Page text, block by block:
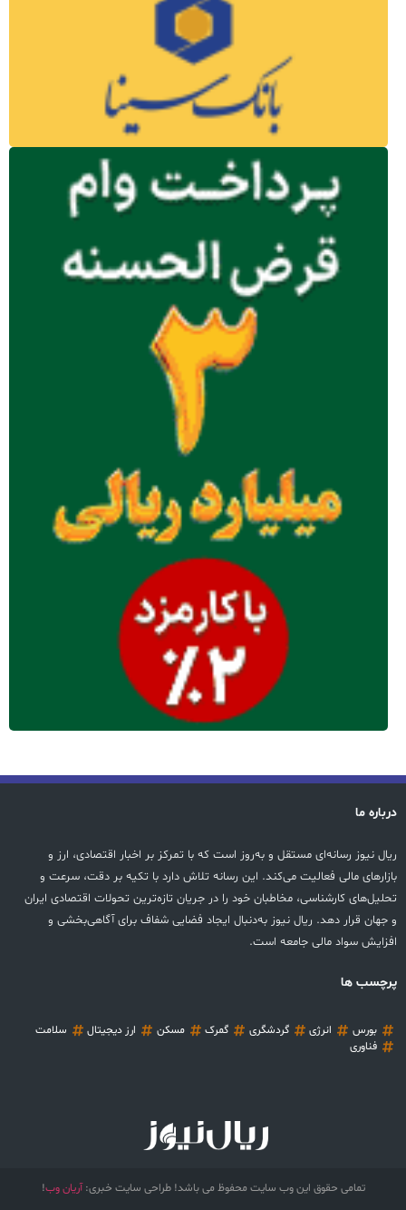
درباره ما
ریال نیوز رسانه‌ای مستقل و به‌روز است که با تمرکز بر اخبار اقتصادی، ارز و
بازارهای مالی فعالیت می‌کند. این رسانه تلاش دارد با تکیه بر دقت، سرعت و
تحلیل‌های کارشناسی، مخاطبان خود را در جریان تازه‌ترین تحولات اقتصادی ایران
و جهان قرار دهد. ریال نیوز به‌دنبال ایجاد فضایی شفاف برای آگاهی‌بخشی و
افزایش سواد مالی جامعه است.
پرچسب ها
بورس انرژی گردشگری گمرک مسکن ارز دیجیتال
سلامت
فناوری
تمامی حقوق این وب سایت محفوظ می باشد! طراحی سایت خبری:آریان وب!